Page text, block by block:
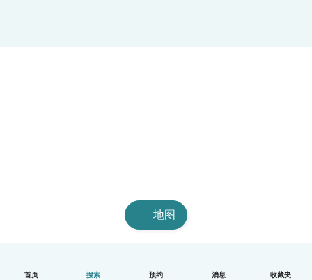
首页 搜索 预约 消息 收藏夹
地图